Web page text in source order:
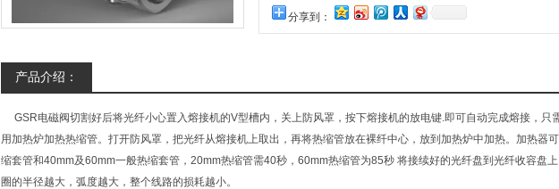
分享到：
产品介绍：
GSR电磁阀切割好后将光纤小心置入熔接机的V型槽内，关上防风罩，按下熔接机的放电键.即可自动完成熔接，只
用加热炉加热热缩管。打开防风罩，把光纤从熔接机上取出，再将热缩管放在裸纤中心，放到加热炉中加热。加热器
缩套管和40mm及60mm一般热缩套管，20mm热缩管需40秒，60mm热缩管为85秒 将接续好的光纤盘到光纤收容盘
圈的半径越大，弧度越大，整个线路的损耗越小。